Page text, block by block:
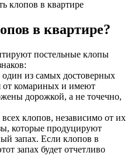
в квартире?
постельные клопы
из самых достоверных
от комариных и имеют
дорожкой, а не точечно,
клопов, независимо от их
которые продуцируют
запах. Если клопов в
запах будет отчетливо